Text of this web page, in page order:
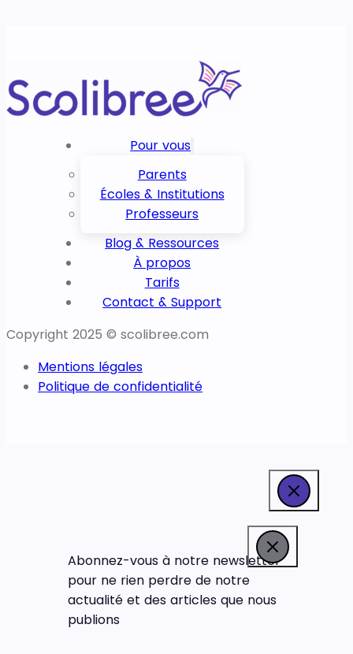
Pour vous
Parents
Écoles & Institutions
Professeurs
Blog & Ressources
À propos
Tarifs
Contact & Support
Copyright 2025 © scolibree.com
Mentions légales
Politique de confidentialité
Abonnez-vous à notre newsletter
pour ne rien perdre de notre
actualité et des articles que nous
publions